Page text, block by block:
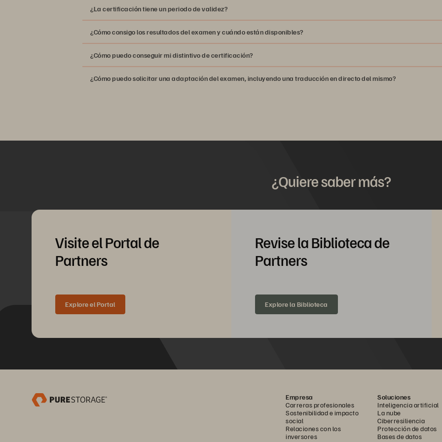
¿La certificación tiene un periodo de validez?
¿Cómo consigo los resultados del examen y cuándo están disponibles?
Cuenta de CertMetrics
¿Cómo puedo conseguir mi distintivo de certificación?
admin@credly.com
¿Cómo puedo solicitar una adaptación del examen, incluyendo una traducción en directo del mismo?
¿Quiere saber más?
Visite el Portal de
Partners
Explore el Portal
Revise la Biblioteca de
Partners
Explore la Biblioteca
Empresa
Carreras profesionales
Sostenibilidad e impacto
social
Relaciones con los
inversores
Soluciones
Inteligencia artificial
La nube
Ciberresiliencia
Protección de datos
Bases de datos